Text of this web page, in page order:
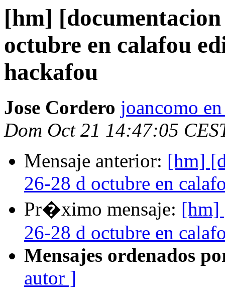
[hm]
octubre en calafou
hackafou
Jose Cordero joancomo
Dom Oct 21 14:47:05
Mensaje anterior: [hm]
26-28 d octubre en
Pr�ximo mensaje: [hm]
26-28 d octubre en
Mensajes ordenados
autor ]